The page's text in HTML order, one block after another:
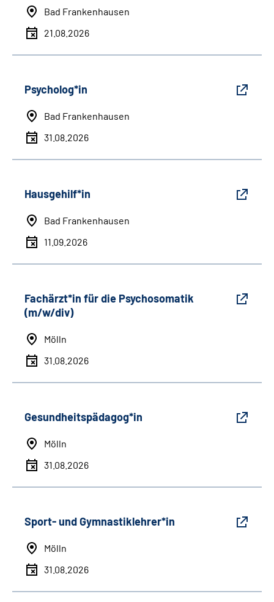
Bad Frankenhausen
21.08.2026
Psycholog*in
Bad Frankenhausen
31.08.2026
Hausgehilf*in
Bad Frankenhausen
11.09.2026
Fachärzt*in für die Psychosomatik
(m/w/div)
Mölln
31.08.2026
Gesundheitspädagog*in
Mölln
31.08.2026
Sport- und Gymnastiklehrer*in
Mölln
31.08.2026